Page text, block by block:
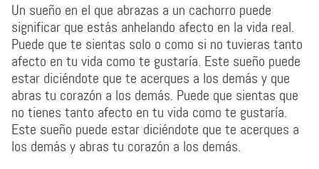
Un sueño en el que abrazas a un cachorro puede
significar que estás anhelando afecto en la vida real.
Puede que te sientas solo o como si no tuvieras tanto
afecto en tu vida como te gustaría. Este sueño puede
estar diciéndote que te acerques a los demás y que
abras tu corazón a los demás. Puede que sientas que
no tienes tanto afecto en tu vida como te gustaría.
Este sueño puede estar diciéndote que te acerques a
los demás y abras tu corazón a los demás.